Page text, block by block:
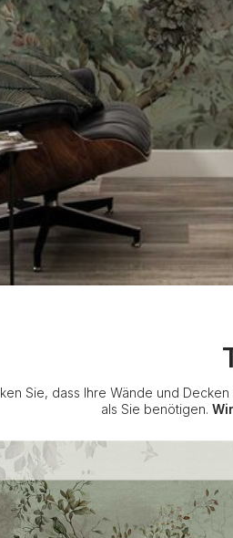
Sie, dass Ihre Wände und
als Sie benötigen.